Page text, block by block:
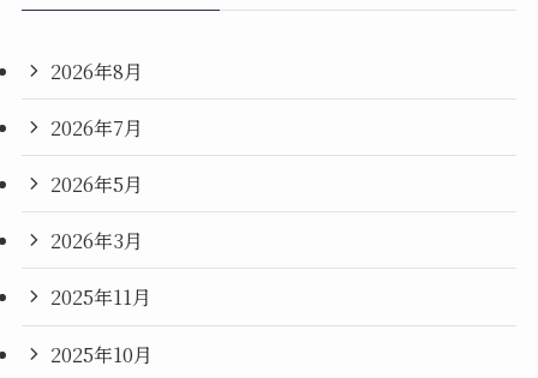
2026年8月
2026年7月
2026年5月
2026年3月
2025年11月
2025年10月